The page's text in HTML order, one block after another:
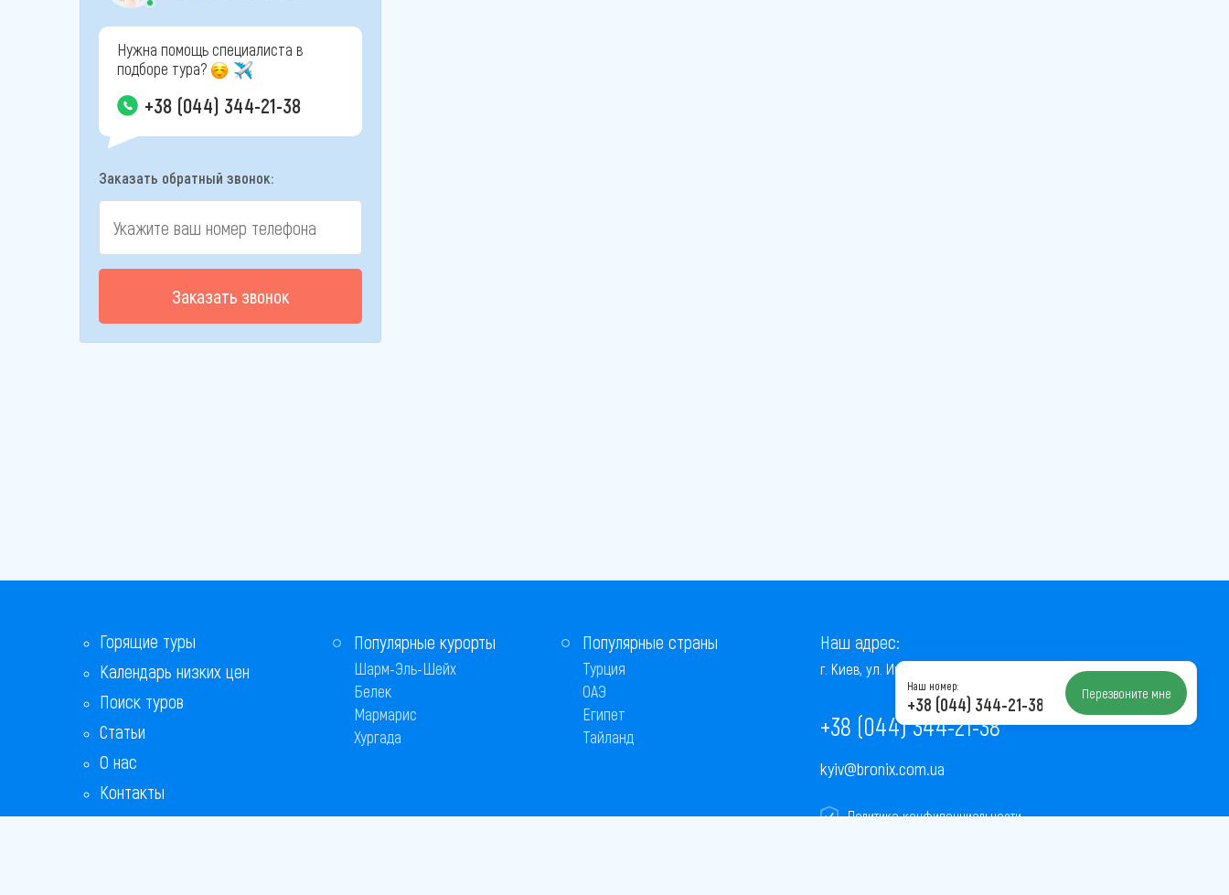
Нужна помощь специалиста в
подборе тура?
+38 (044) 344-21-38
Заказать обратный звонок:
Заказать звонок
Горящие туры
Календарь низких цен
Поиск туров
Статьи
О нас
Контакты
Бонусная программа
Популярные курорты
Шарм-Эль-Шейх
Белек
Мармарис
Хургада
Популярные страны
Турция
ОАЭ
Египет
Тайланд
Наш адрес:
г. Киев, ул. Институтская, 22/7, оф. 41
+38 (044) 344-21-38
kyiv@bronix.com.ua
Политика конфиденциальности
Наш номер:
+38 (044) 344-21-38 Перезвоните мне